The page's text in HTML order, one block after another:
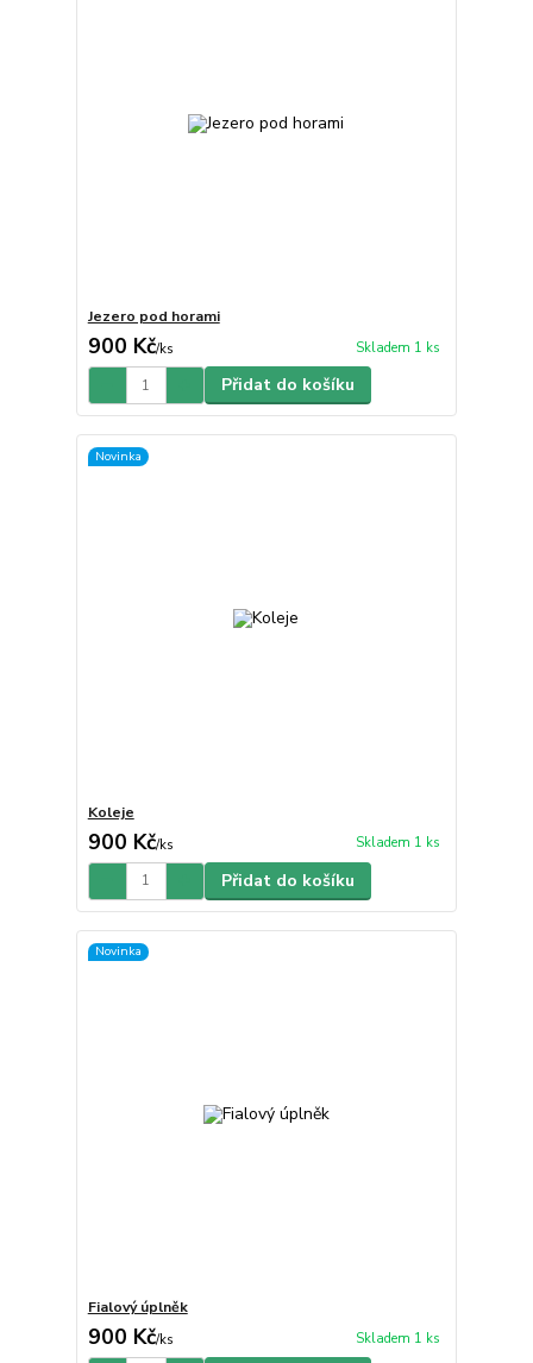
Jezero pod horami
900 Kč/ks Skladem 1 ks
Přidat do košíku
Novinka
Koleje
900 Kč/ks Skladem 1 ks
Přidat do košíku
Novinka
Fialový úplněk
900 Kč/ks Skladem 1 ks